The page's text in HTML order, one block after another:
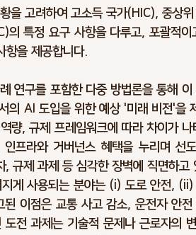
을 고려하여 고소득 국가(HIC), 중상
특정 요구 사항을 다루고, 포괄적이
항을 제공합니다.
연구를 포함한 다중 방법론을 통해
AI 도입을 위한 예상 '미래 비전'을
량, 규제 프레임워크에 따라 차이가
프라와 거버넌스 혜택을 누리며 선
규제 과제 등 심각한 장벽에 직면하고
게 사용되는 분야는 (i) 도로 안전,
된 이점은 교통 사고 감소, 운전자 안
전 과제는 기술적 문제나 근로자의